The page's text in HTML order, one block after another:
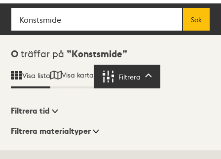
Sök
Sök
Sökresultat
0 träffar på Konstsmide
Visa lista Visa karta Filtrera
Visningsläge
Filtrera tid
Filtrera materialtyper